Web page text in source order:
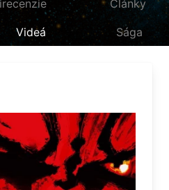
Články
Videá Sága